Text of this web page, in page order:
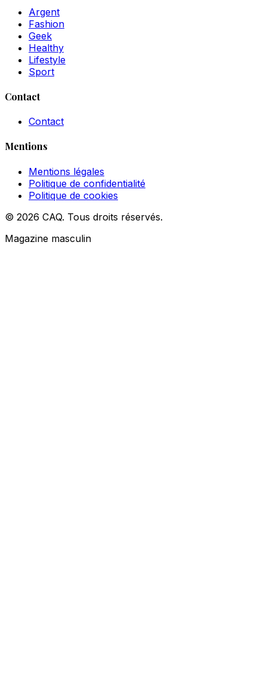
Argent
Fashion
Geek
Healthy
Lifestyle
Sport
Contact
Contact
Mentions
Mentions légales
Politique de confidentialité
Politique de cookies
© 2026 CAQ. Tous droits réservés.
Magazine masculin